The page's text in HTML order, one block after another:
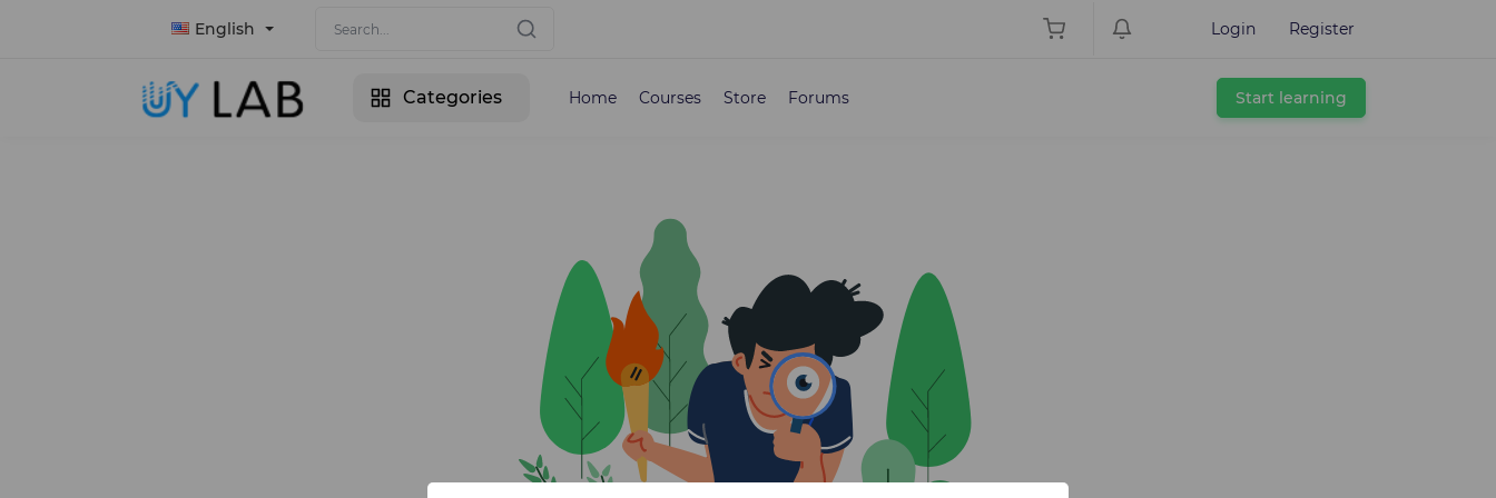
English Login Register
Categories Home Courses Store Forums Start learning